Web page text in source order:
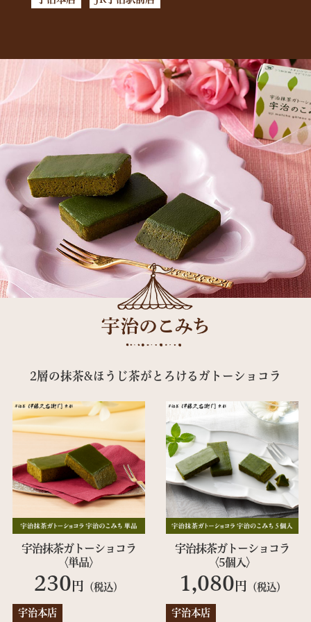
2層の抹茶&ほうじ茶がとろけるガトーショコラ
宇治抹茶ガトーショコラ
〈単品〉
230 円 （税込）
宇治本店
宇治抹茶ガトーショコラ
〈5個入〉
1,080 円 （税込）
宇治本店